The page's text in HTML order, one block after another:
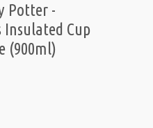
Potter -
Insulated Cup
(900ml)